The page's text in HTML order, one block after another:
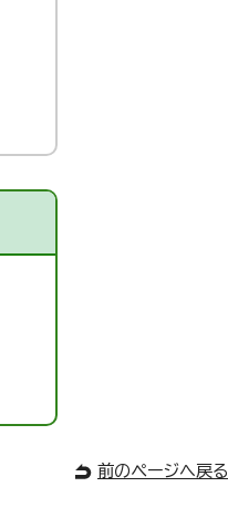
前のページへ戻る